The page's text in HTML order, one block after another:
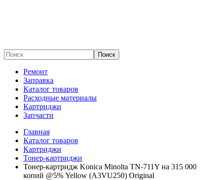
Поиск
Ремонт
Заправка
Каталог товаров
Расходные материалы
Картриджи
Запчасти
Главная
Каталог товаров
Картриджи
Тонер-картриджи
Тонер-картридж Konica Minolta TN-711Y на 315 000
копий @5% Yellow (A3VU250) Original